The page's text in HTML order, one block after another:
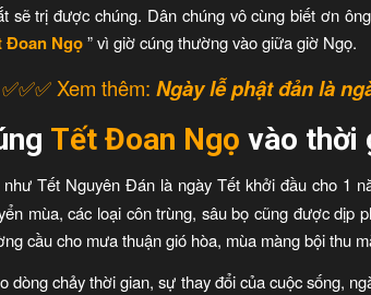
sẽ trị được chúng. Dân chúng vô cùng biết ơn
Đoan Ngọ” vì giờ cúng thường vào giữa giờ Ngọ.
✅✅✅ Xem thêm: Ngày lễ phật đản là
Tết Đoan Ngọ vào thời
như Tết Nguyên Đán là ngày Tết khởi đầu cho 1
mùa, các loại côn trùng, sâu bọ cũng được dịp
cầu cho mưa thuận gió hòa, mùa màng bội thu
dòng chảy thời gian, sự thay đổi của cuộc sống,